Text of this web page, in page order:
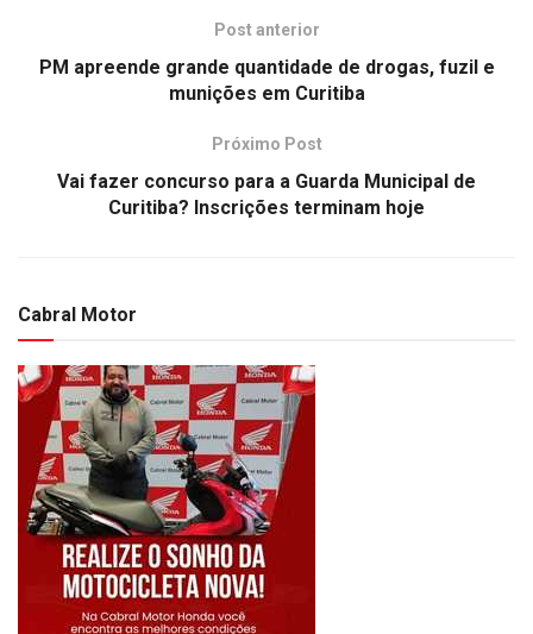
Post anterior
PM apreende grande quantidade de drogas, fuzil e
munições em Curitiba
Próximo Post
Vai fazer concurso para a Guarda Municipal de
Curitiba? Inscrições terminam hoje
Cabral Motor